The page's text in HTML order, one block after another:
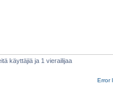
käyttäjiä ja 1 vierailijaa
Error